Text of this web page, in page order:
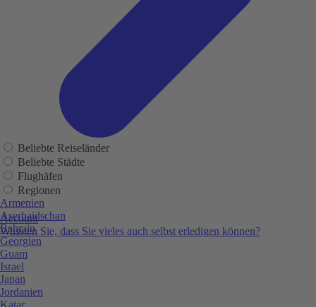
Account
Wussten Sie, dass Sie vieles auch selbst erledigen können?
Beliebte Reiseländer
Beliebte Städte
Flughäfen
Regionen
Armenien
Aserbaidschan
Bahrain
Georgien
Guam
Israel
Japan
Jordanien
Katar